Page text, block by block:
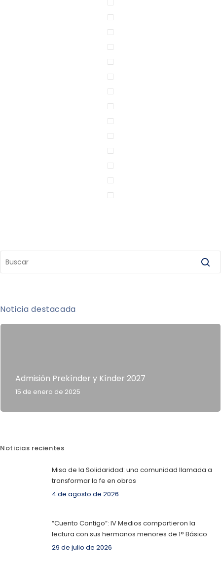
Noticia destacada
Admisión Prekínder y Kínder 2027
15 de enero de 2025
Noticias recientes
Misa de la Solidaridad: una comunidad llamada a
transformar la fe en obras
4 de agosto de 2026
“Cuento Contigo”: IV Medios compartieron la
lectura con sus hermanos menores de 1° Básico
29 de julio de 2026